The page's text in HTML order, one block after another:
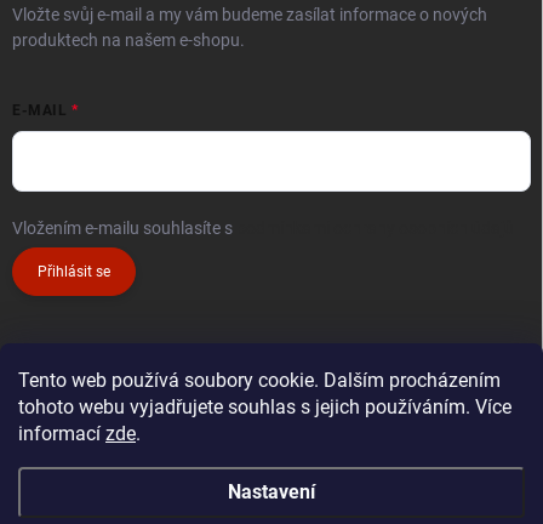
Tento web používá soubory cookie. Dalším procházením
tohoto webu vyjadřujete souhlas s jejich používáním. Více
informací zde.
Nastavení
Vložte svůj e-mail a my vám budeme zasílat informace o nových
produktech na našem e-shopu.
E-MAIL
Vložením e-mailu souhlasíte s
Přihlásit se